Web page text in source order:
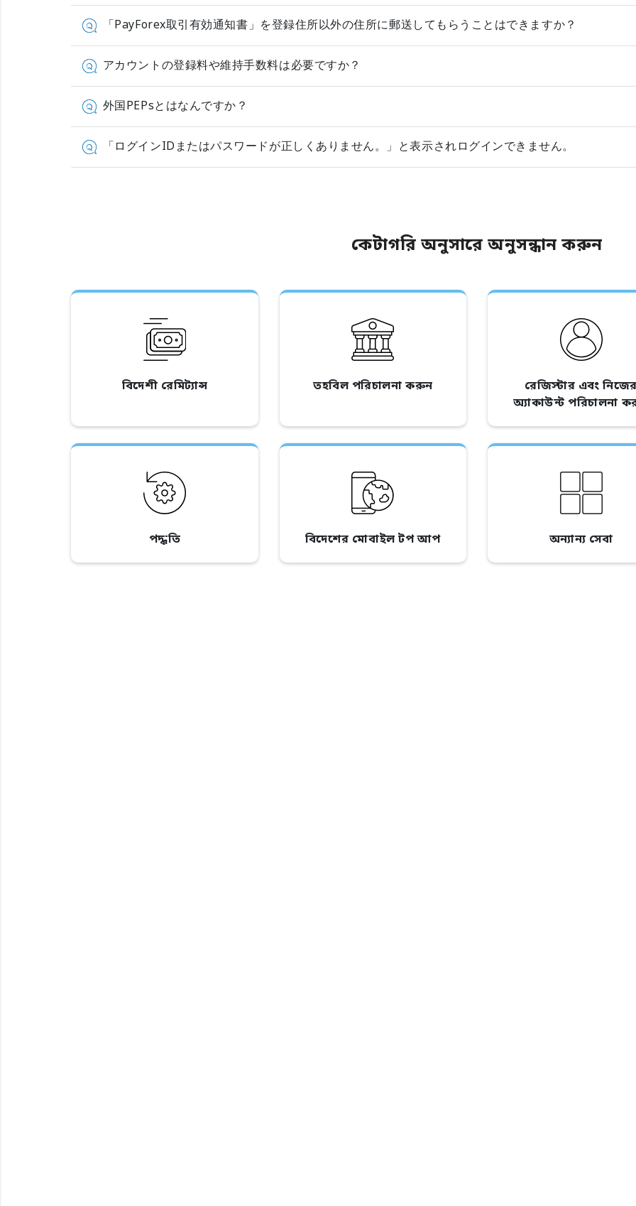
「PayForex取引有効通知書」を登録住所以外の住所に郵送してもらうことはできますか？
アカウントの登録料や維持手数料は必要ですか？
外国PEPsとはなんですか？
「ログインIDまたはパスワードが正しくありません。」と表示されログインできません。
কেটাগরি অনুসারে অনুসন্ধান করুন
বিদেশী রেমিট্যান্স তহবিল পরিচালনা করুন
রেজিস্টার এবং
অ্যাকাউন্ট পরিচালনা
পদ্ধতি বিদেশের মোবাইল টপ আপ অন্যান্য সেবা